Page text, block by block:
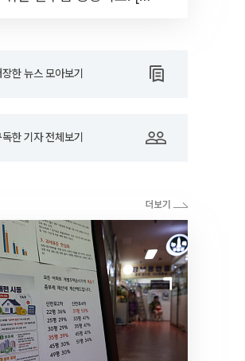
한 뉴스 모아보기
한 기자 전체보기